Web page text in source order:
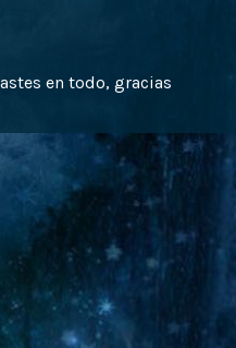
en todo, gracias